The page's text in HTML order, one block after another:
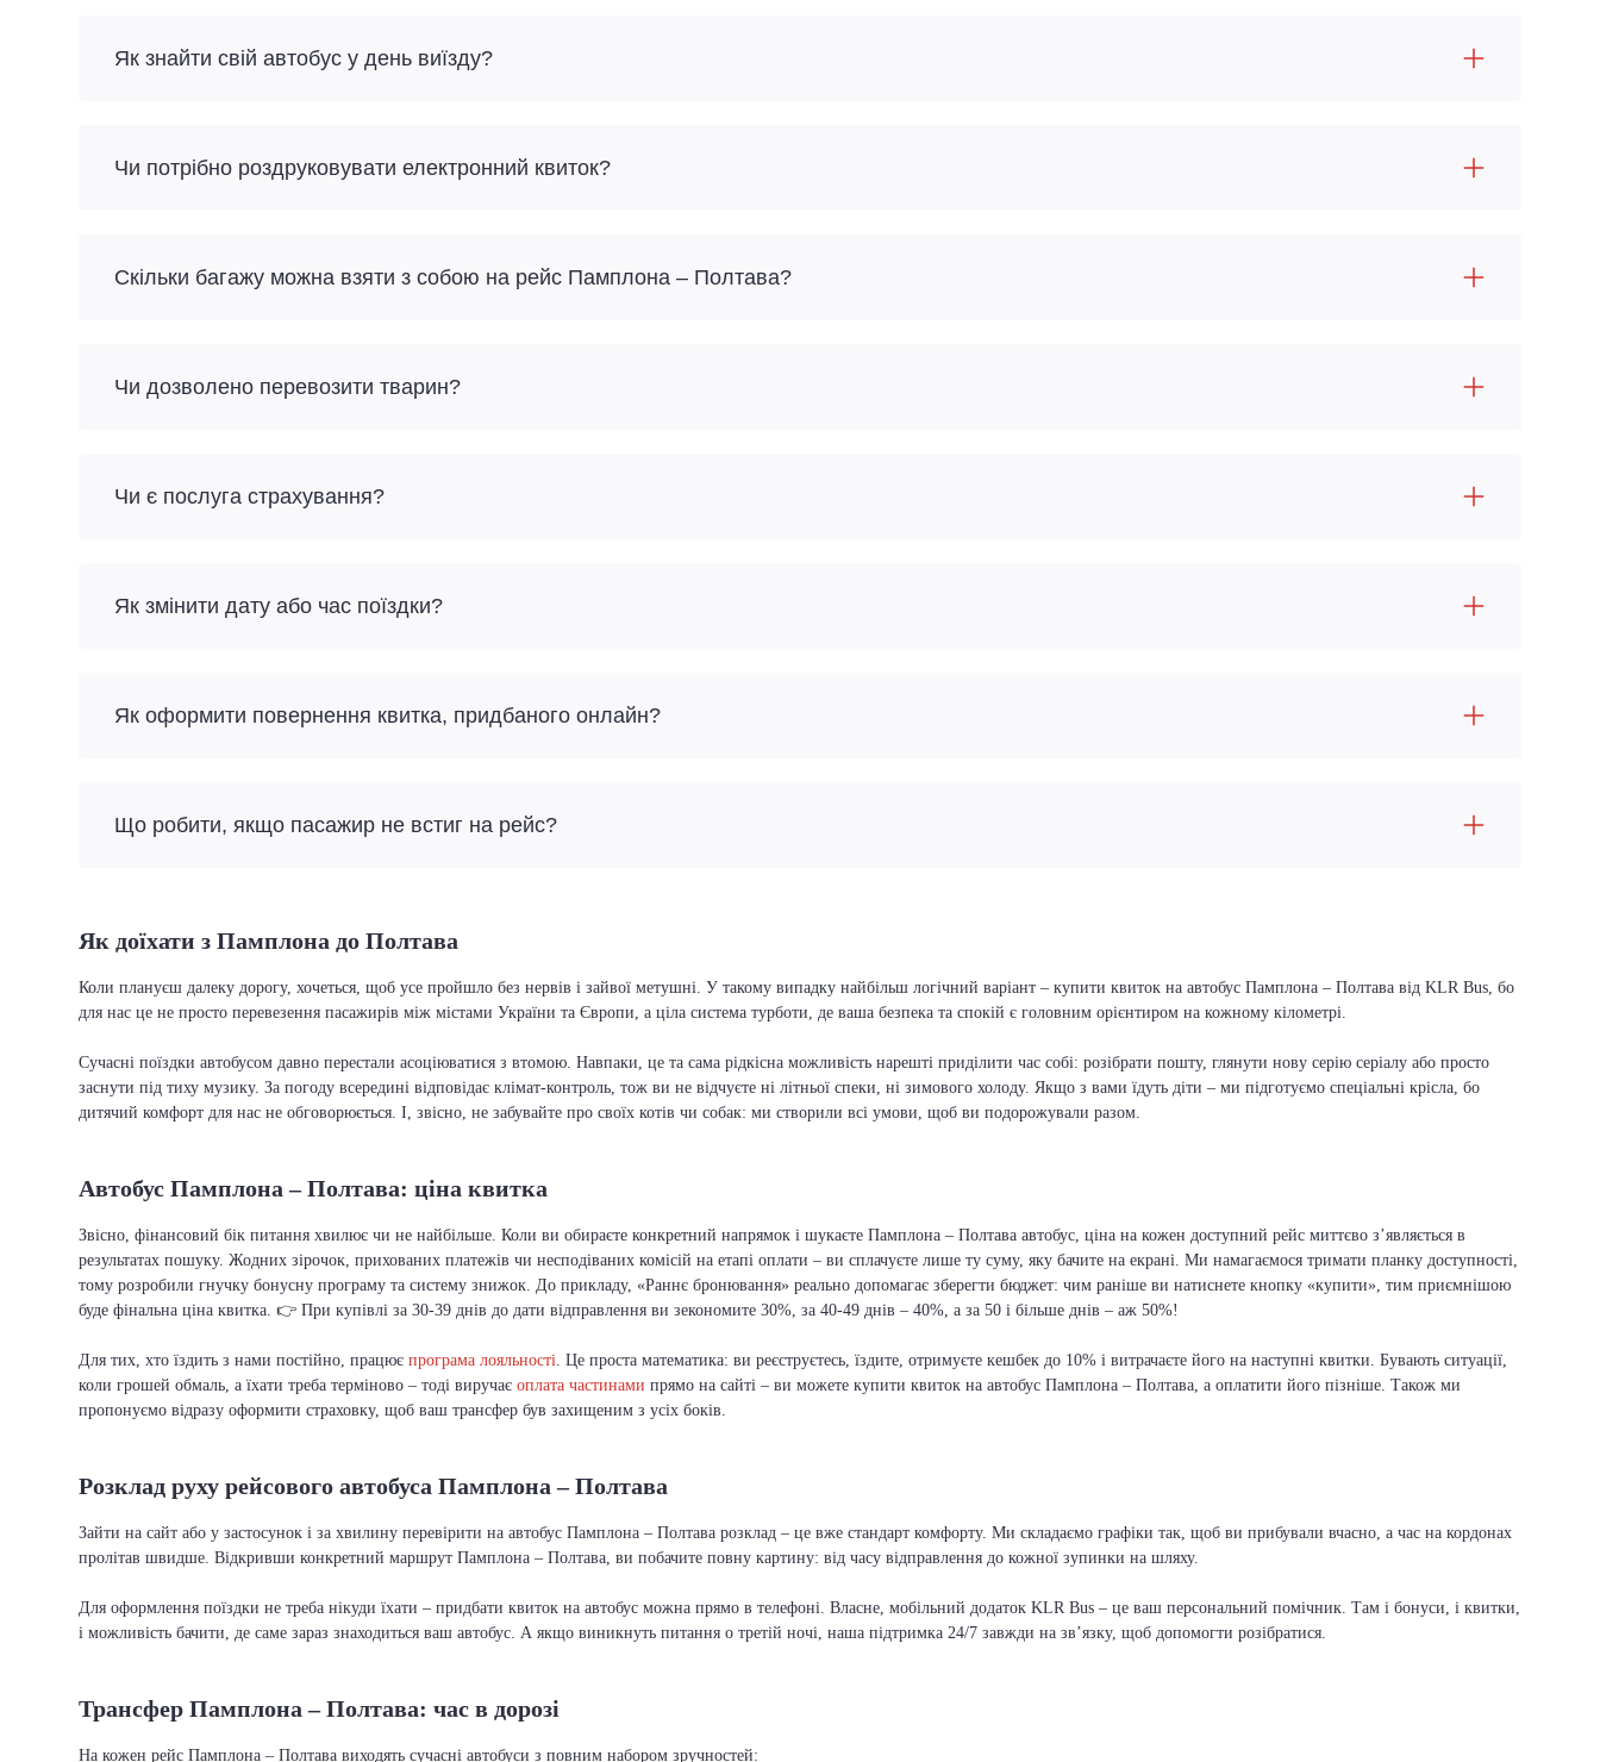
Як знайти свій автобус у день виїзду?
Чи потрібно роздруковувати електронний квиток?
Скільки багажу можна взяти з собою на рейс Памплона – Полтава?
Чи дозволено перевозити тварин?
Чи є послуга страхування?
Як змінити дату або час поїздки?
Як оформити повернення квитка, придбаного онлайн?
Що робити, якщо пасажир не встиг на рейс?
Як доїхати з Памплона до Полтава
Коли плануєш далеку дорогу, хочеться, щоб усе пройшло без нервів і зайвої метушні. У такому випадку найбільш логічний варіант – купити квиток на автобус Памплона – Полтава від KLR Bus, бо
для нас це не просто перевезення пасажирів між містами України та Європи, а ціла система турботи, де ваша безпека та спокій є головним орієнтиром на кожному кілометрі.
Сучасні поїздки автобусом давно перестали асоціюватися з втомою. Навпаки, це та сама рідкісна можливість нарешті приділити час собі: розібрати пошту, глянути нову серію серіалу або просто
заснути під тиху музику. За погоду всередині відповідає клімат-контроль, тож ви не відчуєте ні літньої спеки, ні зимового холоду. Якщо з вами їдуть діти – ми підготуємо спеціальні крісла, бо
дитячий комфорт для нас не обговорюється. І, звісно, не забувайте про своїх котів чи собак: ми створили всі умови, щоб ви подорожували разом.
Автобус Памплона – Полтава: ціна квитка
Звісно, фінансовий бік питання хвилює чи не найбільше. Коли ви обираєте конкретний напрямок і шукаєте Памплона – Полтава автобус, ціна на кожен доступний рейс миттєво з’являється в
результатах пошуку. Жодних зірочок, прихованих платежів чи несподіваних комісій на етапі оплати – ви сплачуєте лише ту суму, яку бачите на екрані. Ми намагаємося тримати планку доступності,
тому розробили гнучку бонусну програму та систему знижок. До прикладу, «Раннє бронювання» реально допомагає зберегти бюджет: чим раніше ви натиснете кнопку «купити», тим приємнішою
буде фінальна ціна квитка. 👉 При купівлі за 30-39 днів до дати відправлення ви зекономите 30%, за 40-49 днів – 40%, а за 50 і більше днів – аж 50%!
Для тих, хто їздить з нами постійно, працює програма лояльності. Це проста математика: ви реєструєтесь, їздите, отримуєте кешбек до 10% і витрачаєте його на наступні квитки. Бувають ситуації,
коли грошей обмаль, а їхати треба терміново – тоді виручає оплата частинами прямо на сайті – ви можете купити квиток на автобус Памплона – Полтава, а оплатити його пізніше. Також ми
пропонуємо відразу оформити страховку, щоб ваш трансфер був захищеним з усіх боків.
Розклад руху рейсового автобуса Памплона – Полтава
Зайти на сайт або у застосунок і за хвилину перевірити на автобус Памплона – Полтава розклад – це вже стандарт комфорту. Ми складаємо графіки так, щоб ви прибували вчасно, а час на кордонах
пролітав швидше. Відкривши конкретний маршрут Памплона – Полтава, ви побачите повну картину: від часу відправлення до кожної зупинки на шляху.
Для оформлення поїздки не треба нікуди їхати – придбати квиток на автобус можна прямо в телефоні. Власне, мобільний додаток KLR Bus – це ваш персональний помічник. Там і бонуси, і квитки,
і можливість бачити, де саме зараз знаходиться ваш автобус. А якщо виникнуть питання о третій ночі, наша підтримка 24/7 завжди на зв’язку, щоб допомогти розібратися.
Трансфер Памплона – Полтава: час в дорозі
На кожен рейс Памплона – Полтава виходять сучасні автобуси з повним набором зручностей: